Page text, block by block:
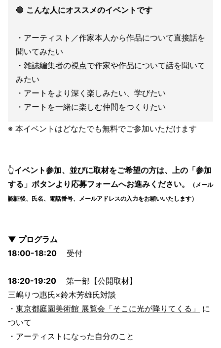
🔵 こんな人にオススメのイベントです
・アーティスト／作家本人から作品について直接話を
聞いてみたい
・雑誌編集者の視点で作家や作品について話を聞いて
みたい
・アートをより深く楽しみたい、学びたい
・アートを一緒に楽しむ仲間をつくりたい
※ 本イベントはどなたでも無料でご参加いただけます
👆イベント参加、並びに取材をご希望の方は、上の「参加
する」ボタンより応募フォームへお進みください。
（メール
認証後、氏名、電話番号、メールアドレスの入力をお願いいたします）
▼ プログラム
18:00-18:20 受付
18:20-19:20 第一部【公開取材】
三嶋りつ惠氏×鈴木芳雄氏対談
・ 東京都庭園美術館 展覧会「そこに光が降りてくる」
に
ついて
・アーティストになった自分のこと